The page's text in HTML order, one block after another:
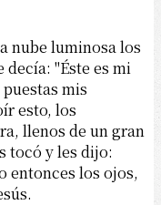
nube luminosa los
"Éste es mi
mis
esto, los
llenos de un gran
tocó y les dijo:
entonces los ojos,